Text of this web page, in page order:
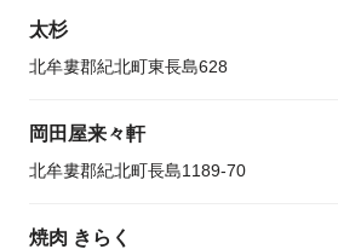
太杉
北牟婁郡紀北町東長島628
岡田屋来々軒
北牟婁郡紀北町長島1189-70
焼肉 きらく